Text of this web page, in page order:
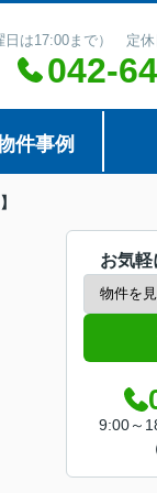
日は17:00まで） 定休
042-
件事例
お気
9:00～